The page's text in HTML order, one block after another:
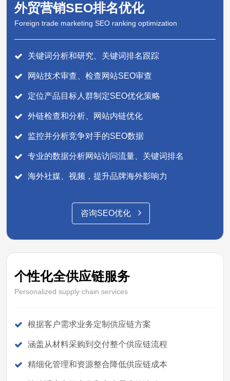
外贸营销SEO排名优化
Foreign trade marketing SEO ranking optimization
关键词分析和研究、关键词排名跟踪
网站技术审查、检查网站SEO审查
定位产品目标人群制定SEO优化策略
外链检查和分析、网站内链优化
监控并分析竞争对手的SEO数据
专业的数据分析网站访问流量、关键词排名
海外社媒、视频，提升品牌海外影响力
咨询SEO优化
个性化全供应链服务
Personalized supply chain services
根据客户需求业务定制供应链方案
涵盖从材料采购到交付整个供应链流程
精细化管理和资源整合降低供应链成本